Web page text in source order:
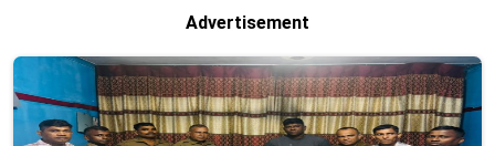
Advertisement